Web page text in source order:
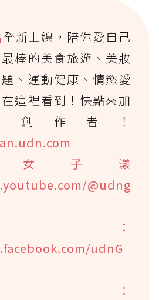
全新上線，陪你愛自己
棒的美食旅遊、美妝
、運動健康、情慾愛
這裡看到！快點來加
創作者！
女子漾
@udng
：
udnG
：